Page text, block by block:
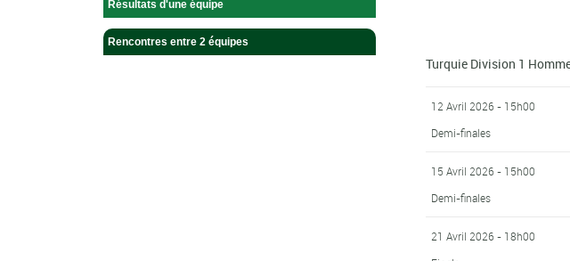
Résultats d'une équipe
Rencontres entre 2 équipes
Turquie Division 1
12 Avril 2026 - 15h00
Demi-finales
15 Avril 2026 - 15h00
Demi-finales
21 Avril 2026 - 18h00